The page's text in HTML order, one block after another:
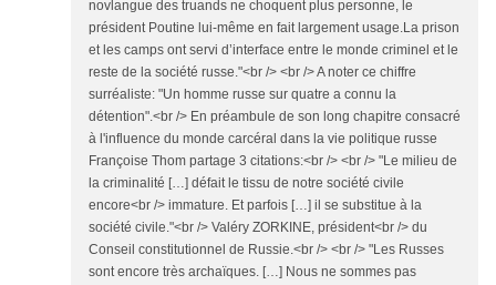
novlangue des truands ne choquent plus personne, le
président Poutine lui-même en fait largement usage.La prison
et les camps ont servi d’interface entre le monde criminel et le
reste de la société russe."<br /> <br /> A noter ce chiffre
surréaliste: "Un homme russe sur quatre a connu la
détention".<br /> En préambule de son long chapitre consacré
à l'influence du monde carcéral dans la vie politique russe
Françoise Thom partage 3 citations:<br /> <br /> "Le milieu de
la criminalité […] défait le tissu de notre société civile
encore<br /> immature. Et parfois […] il se substitue à la
société civile."<br /> Valéry ZORKINE, président<br /> du
Conseil constitutionnel de Russie.<br /> <br /> "Les Russes
sont encore très archaïques. […] Nous ne sommes pas